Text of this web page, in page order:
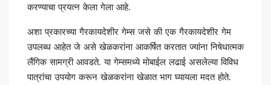
करण्याचा प्रयत्न केला गेला आहे.
अशा प्रकारच्या गैरकायदेशीर गेम्स जसे की एक गैरकायदेशीर गेम
उपलब्ध आहेत जे असे खेळकरांना आकर्षित करतात ज्यांना निषेधात्मक
लैंगिक सामग्री आवडते. या गेम्समध्ये मोबाईल लढाई असलेल्या विविध
पात्रांचा उपयोग करून खेळकरांना खेळात भाग घ्यायला मदत होते.